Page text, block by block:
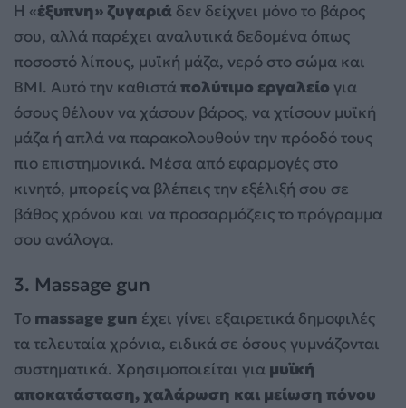
Η «έξυπνη» ζυγαριά δεν δείχνει μόνο το βάρος
σου, αλλά παρέχει αναλυτικά δεδομένα όπως
ποσοστό λίπους, μυϊκή μάζα, νερό στο σώμα και
BMI. Αυτό την καθιστάπολύτιμο εργαλείο για
όσους θέλουν να χάσουν βάρος, να χτίσουν μυϊκή
μάζα ή απλά να παρακολουθούν την πρόοδό τους
πιο επιστημονικά. Μέσα από εφαρμογές στο
κινητό, μπορείς να βλέπεις την εξέλιξή σου σε
βάθος χρόνου και να προσαρμόζεις το πρόγραμμα
σου ανάλογα.
3. Massage gun
Το massage gun έχει γίνει εξαιρετικά δημοφιλές
τα τελευταία χρόνια, ειδικά σε όσους γυμνάζονται
συστηματικά. Χρησιμοποιείται για μυϊκή
αποκατάσταση, χαλάρωση και μείωση πόνου